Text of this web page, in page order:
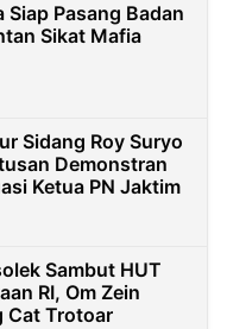
Siap Pasang Badan
Sikat Mafia
Sidang Roy Suryo
Demonstran
Ketua PN Jaktim
Sambut HUT
RI, Om Zein
Cat Trotoar